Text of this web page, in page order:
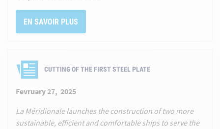
EN SAVOIR PLUS
CUTTING OF THE FIRST STEEL PLATE
Fevruary 27, 2025
La Méridionale launches the construction of two more
sustainable, efficient and comfortable ships to serve the